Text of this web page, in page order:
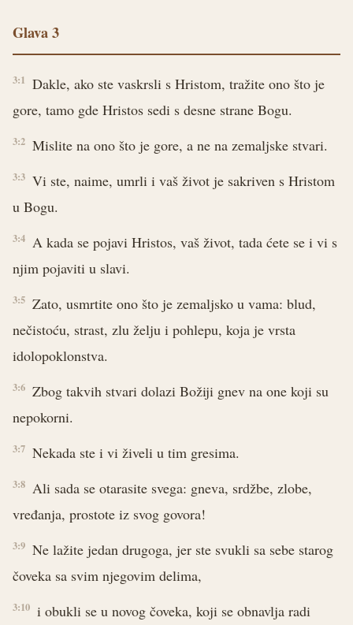
Glava 3
3:1 Dakle, ako ste vaskrsli s Hristom, tražite ono što je
gore, tamo gde Hristos sedi s desne strane Bogu.
3:2 Mislite na ono što je gore, a ne na zemaljske stvari.
3:3 Vi ste, naime, umrli i vaš život je sakriven s Hristom
u Bogu.
3:4 A kada se pojavi Hristos, vaš život, tada ćete se i vi s
njim pojaviti u slavi.
3:5 Zato, usmrtite ono što je zemaljsko u vama: blud,
nečistoću, strast, zlu želju i pohlepu, koja je vrsta
idolopoklonstva.
3:6 Zbog takvih stvari dolazi Božiji gnev na one koji su
nepokorni.
3:7 Nekada ste i vi živeli u tim gresima.
3:8 Ali sada se otarasite svega: gneva, srdžbe, zlobe,
vređanja, prostote iz svog govora!
3:9 Ne lažite jedan drugoga, jer ste svukli sa sebe starog
čoveka sa svim njegovim delima,
3:10 i obukli se u novog čoveka, koji se obnavlja radi